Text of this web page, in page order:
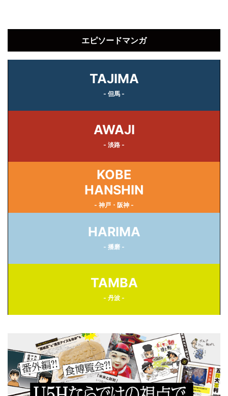
エピソードマンガ
TAJIMA
- 但馬 -
AWAJI
- 淡路 -
KOBE
HANSHIN
- 神戸・阪神 -
HARIMA
- 播磨 -
TAMBA
- 丹波 -